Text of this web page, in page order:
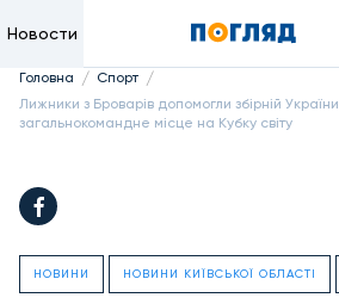
Новости
Головна / Спорт /
Лижники з Броварів допомогли збірній
загальнокомандне місце на Кубку світу
НОВИНИ НОВИНИ КИЇВСЬКОЇ ОБЛАСТІ